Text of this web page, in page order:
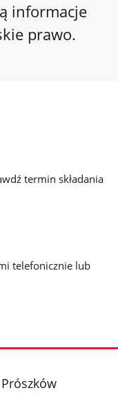
informacje
prawo.
termin składania
telefonicznie lub